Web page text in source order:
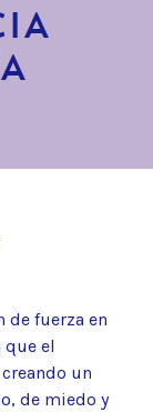
de fuerza en
que el
un
de miedo y